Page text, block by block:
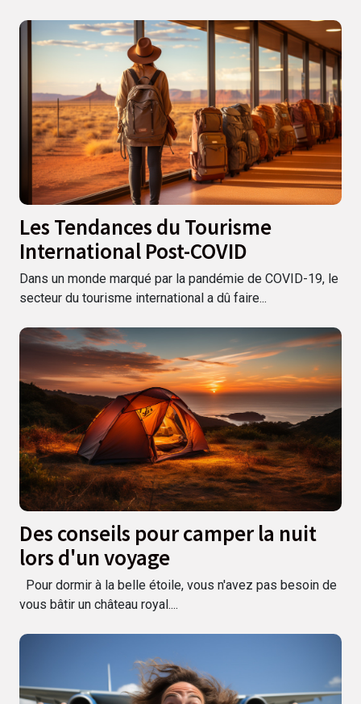
Les Tendances du Tourisme
International Post-COVID
Dans un monde marqué par la pandémie de COVID-19, le
secteur du tourisme international a dû faire...
Des conseils pour camper la nuit
lors d'un voyage
Pour dormir à la belle étoile, vous n'avez pas besoin de
vous bâtir un château royal....